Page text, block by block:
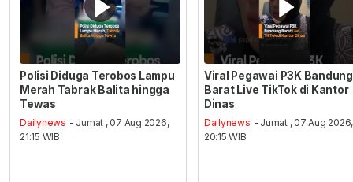
Polisi Diduga Terobos Lampu
Merah Tabrak Balita hingga
Tewas
Dailynews - Jumat , 07 Aug 2026,
21:15 WIB
Viral Pegawai P3K Bandung
Barat Live TikTok di Kantor
Dinas
Dailynews - Jumat , 07 Aug 2026,
20:15 WIB